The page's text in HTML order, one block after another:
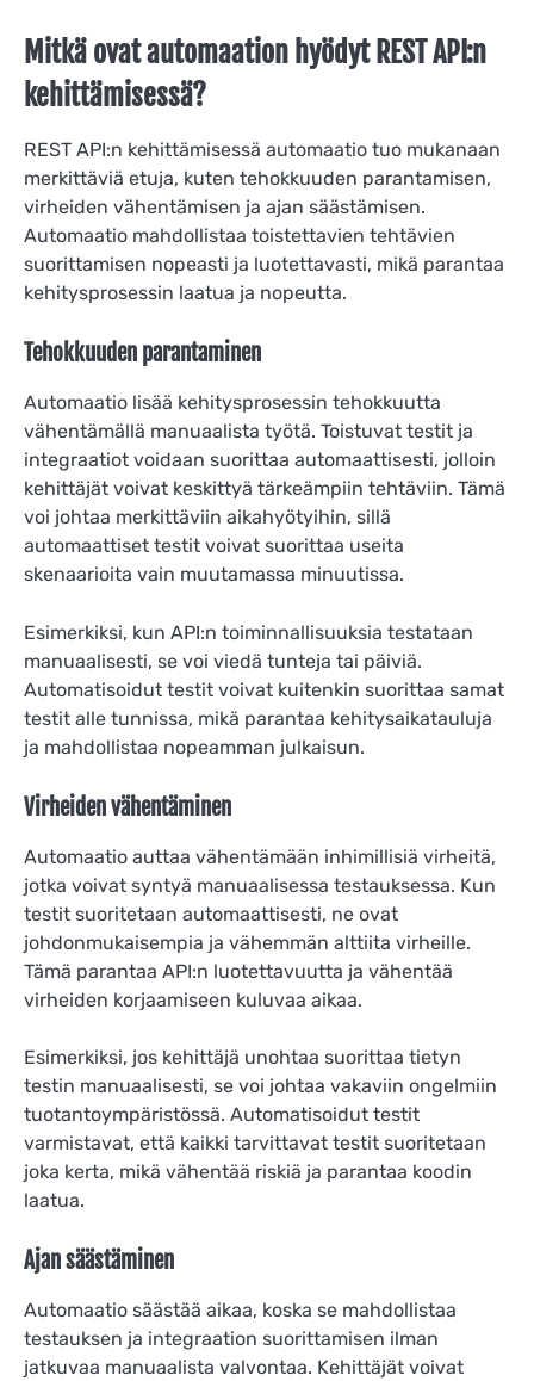
Mitkä ovat automaation hyödyt REST API:n
kehittämisessä?
REST API:n kehittämisessä automaatio tuo mukanaan
merkittäviä etuja, kuten tehokkuuden parantamisen,
virheiden vähentämisen ja ajan säästämisen.
Automaatio mahdollistaa toistettavien tehtävien
suorittamisen nopeasti ja luotettavasti, mikä parantaa
kehitysprosessin laatua ja nopeutta.
Tehokkuuden parantaminen
Automaatio lisää kehitysprosessin tehokkuutta
vähentämällä manuaalista työtä. Toistuvat testit ja
integraatiot voidaan suorittaa automaattisesti, jolloin
kehittäjät voivat keskittyä tärkeämpiin tehtäviin. Tämä
voi johtaa merkittäviin aikahyötyihin, sillä
automaattiset testit voivat suorittaa useita
skenaarioita vain muutamassa minuutissa.
Esimerkiksi, kun API:n toiminnallisuuksia testataan
manuaalisesti, se voi viedä tunteja tai päiviä.
Automatisoidut testit voivat kuitenkin suorittaa samat
testit alle tunnissa, mikä parantaa kehitysaikatauluja
ja mahdollistaa nopeamman julkaisun.
Virheiden vähentäminen
Automaatio auttaa vähentämään inhimillisiä virheitä,
jotka voivat syntyä manuaalisessa testauksessa. Kun
testit suoritetaan automaattisesti, ne ovat
johdonmukaisempia ja vähemmän alttiita virheille.
Tämä parantaa API:n luotettavuutta ja vähentää
virheiden korjaamiseen kuluvaa aikaa.
Esimerkiksi, jos kehittäjä unohtaa suorittaa tietyn
testin manuaalisesti, se voi johtaa vakaviin ongelmiin
tuotantoympäristössä. Automatisoidut testit
varmistavat, että kaikki tarvittavat testit suoritetaan
joka kerta, mikä vähentää riskiä ja parantaa koodin
laatua.
Ajan säästäminen
Automaatio säästää aikaa, koska se mahdollistaa
testauksen ja integraation suorittamisen ilman
jatkuvaa manuaalista valvontaa. Kehittäjät voivat